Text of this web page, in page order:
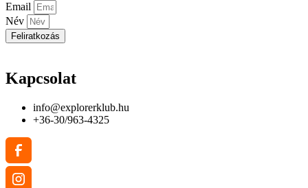
Email
Név
Feliratkozás
Kapcsolat
info@explorerklub.hu
+36-30/963-4325